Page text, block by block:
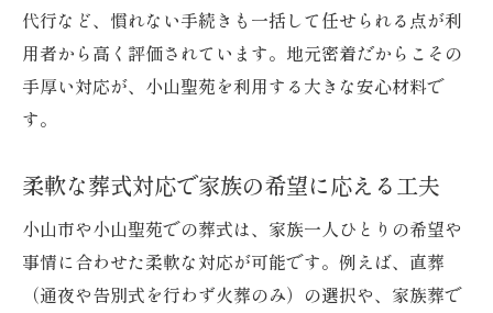
代行など、慣れない手続きも一括して任せられる点が利
用者から高く評価されています。地元密着だからこその
手厚い対応が、小山聖苑を利用する大きな安心材料で
す。
柔軟な葬式対応で家族の希望に応える工夫
小山市や小山聖苑での葬式は、家族一人ひとりの希望や
事情に合わせた柔軟な対応が可能です。例えば、直葬
（通夜や告別式を行わず火葬のみ）の選択や、家族葬で